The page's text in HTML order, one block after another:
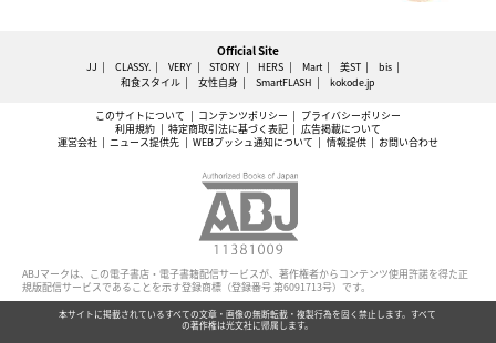
Official Site
JJ CLASSY. VERY STORY HERS Mart 美ST
bis
和食スタイル
女性自身 SmartFLASH kokode.jp
このサイトについて コンテンツポリシー
プライバシーポリシー
利用規約
特定商取引法に基づく表記
広告掲載について
運営会社
ニュース提供先 WEBプッシュ通知について 情報提供 お問い合わせ
ABJマークは、この電子書店・電子書籍配信サービスが、著作権者からコンテンツ使用許諾を得た正
規版配信サービスであることを示す登録商標（登録番号 第6091713号）です。
本サイトに掲載されているすべての文章・画像の無断転載・複製行為を固く禁止します。すべて
の著作権は光文社に帰属します。